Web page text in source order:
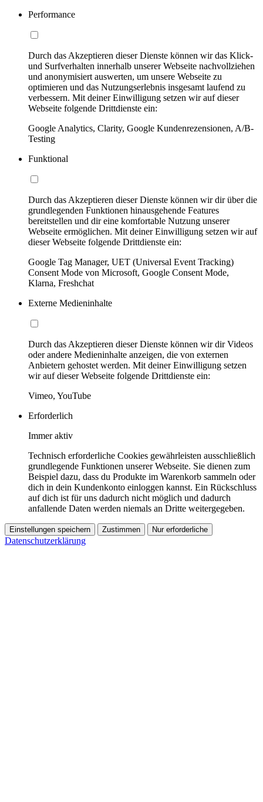
Performance
Durch das Akzeptieren dieser Dienste können wir das Klick-
und Surfverhalten innerhalb unserer Webseite nachvollziehen
und anonymisiert auswerten, um unsere Webseite zu
optimieren und das Nutzungserlebnis insgesamt laufend zu
verbessern. Mit deiner Einwilligung setzen wir auf dieser
Webseite folgende Drittdienste ein:
Google Analytics, Clarity, Google Kundenrezensionen, A/B-
Testing
Funktional
Durch das Akzeptieren dieser Dienste können wir dir über die
grundlegenden Funktionen hinausgehende Features
bereitstellen und dir eine komfortable Nutzung unserer
Webseite ermöglichen. Mit deiner Einwilligung setzen wir auf
dieser Webseite folgende Drittdienste ein:
Google Tag Manager, UET (Universal Event Tracking)
Consent Mode von Microsoft, Google Consent Mode,
Klarna, Freshchat
Externe Medieninhalte
Durch das Akzeptieren dieser Dienste können wir dir Videos
oder andere Medieninhalte anzeigen, die von externen
Anbietern gehostet werden. Mit deiner Einwilligung setzen
wir auf dieser Webseite folgende Drittdienste ein:
Vimeo, YouTube
Erforderlich
Immer aktiv
Technisch erforderliche Cookies gewährleisten ausschließlich
grundlegende Funktionen unserer Webseite. Sie dienen zum
Beispiel dazu, dass du Produkte im Warenkorb sammeln oder
dich in dein Kundenkonto einloggen kannst. Ein Rückschluss
auf dich ist für uns dadurch nicht möglich und dadurch
anfallende Daten werden niemals an Dritte weitergegeben.
Einstellungen speichern Zustimmen Nur erforderliche
Datenschutzerklärung